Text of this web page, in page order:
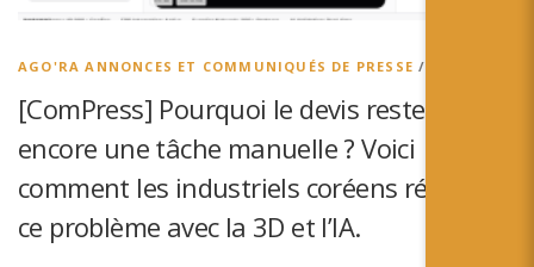
Español
AGO'RA ANNONCES ET COMMUNIQUÉS DE PRESSE /
[ComPress] Pourquoi le devis reste-t-il
encore une tâche manuelle ? Voici
comment les industriels coréens résolvent
ce problème avec la 3D et l’IA.